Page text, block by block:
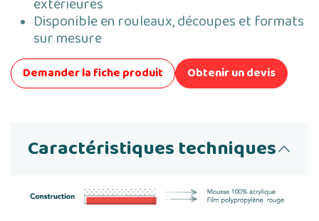
Disponible en rouleaux, découpes et formats
sur mesure
Demander la fiche produit Obtenir un devis
Caractéristiques techniques